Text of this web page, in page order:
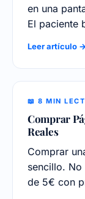
en una
El paciente
Leer artículo →
📖 8 MIN
Comprar
Reales
Comprar
sencillo.
de 5€ con